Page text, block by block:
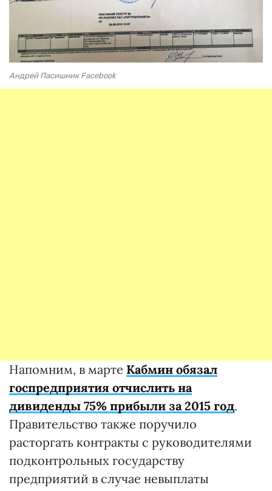
Андрей Пасишник Facebook
Напомним, в марте Кабмин обязал
госпредприятия отчислить на
дивиденды 75% прибыли за 2015 год.
Правительство также поручило
расторгать контракты с руководителями
подконтрольных государству
предприятий в случае невыплаты